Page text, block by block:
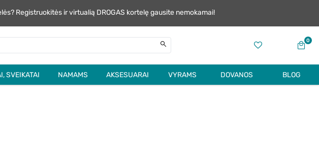
Registruokitės ir virtualią DROGAS kortelę gausite nemokamai!
0
SVEIKATAI NAMAMS AKSESUARAI VYRAMS DOVANOS BLOG